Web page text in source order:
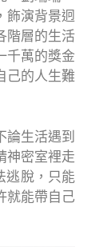
飾演背景迥
階層的生活
千萬的獎金
己的人生難
論生活遇到
神密室裡走
逃脫，只能
就能帶自己